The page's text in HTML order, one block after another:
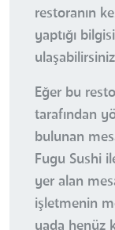
restoranın
yaptığı
Eğer bu
tarafından
bulunan
Fugu Sushi
yer alan
işletmenin
yada henüz